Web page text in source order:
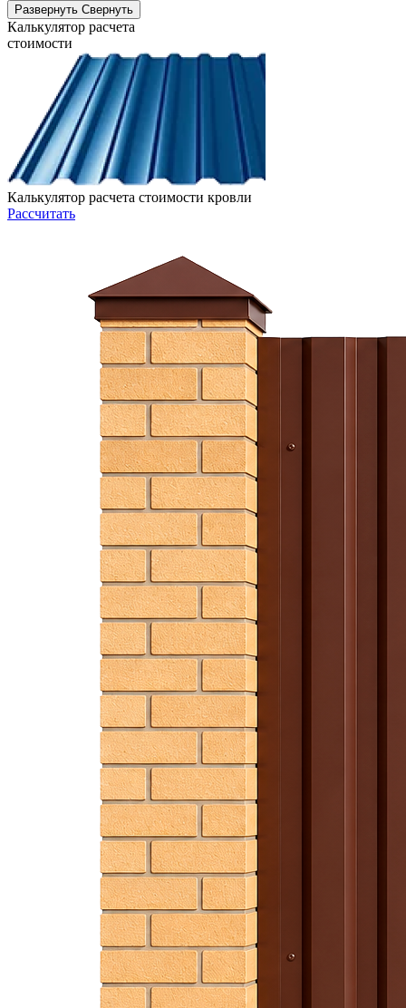
Развернуть Свернуть
Калькулятор расчета
стоимости
Калькулятор расчета стоимости кровли
Рассчитать